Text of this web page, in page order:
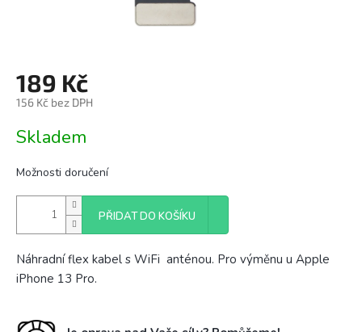
189 Kč
156 Kč bez DPH
cena:
Skladem
Možnosti doručení
PŘIDAT DO KOŠÍKU
Náhradní flex kabel s WiFi anténou. Pro výměnu u Apple
iPhone 13 Pro.